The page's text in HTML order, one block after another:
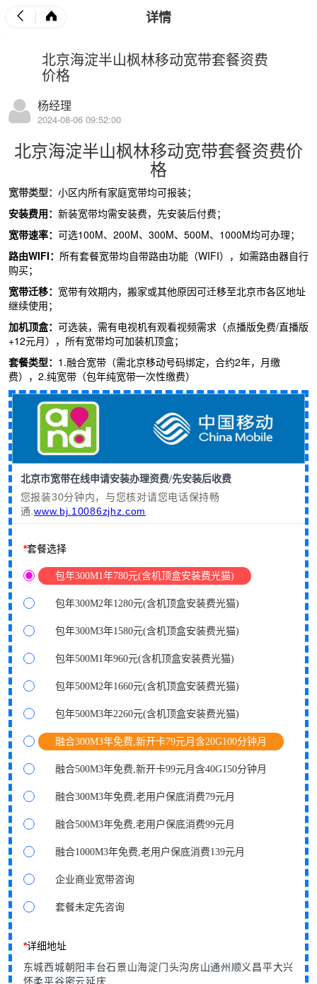
详情
北京海淀半山枫林移动宽带套餐资费
价格
杨经理
2024-08-06 09:52:00
北京海淀半山枫林移动宽带套餐资费价
格
宽带类型： 小区内所有家庭宽带均可报装；
安装费用： 新装宽带均需安装费，先安装后付费；
宽带速率： 可选100M、 200M、 300M、 500M、 1000M均可办理；
路由WIFI： 所有套餐宽带均自带路由功能（WIFI），如需路由器自行
购买；
宽带迁移： 宽带有效期内，搬家或其他原因可迁移至北京市各区地址
继续使用；
加机顶盒： 可选装，需有电视机有观看视频需求（点播版免费/直播版
+12元月），所有宽带均可加装机顶盒；
套餐类型： 1.融合宽带（需北京移动号码绑定，合约2年，月缴
费）， 2.纯宽带（包年纯宽带一次性缴费）